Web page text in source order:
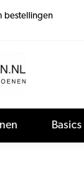
bestellingen
Basics